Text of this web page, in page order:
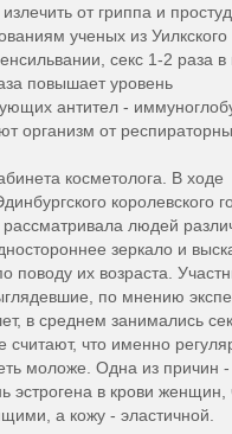
от гриппа и
ученых из Уилкского
секс 1-2 раза
повышает уровень
антител -
организм от
косметолога. В ходе
королевского
рассматривала людей
зеркало и
поводу их возраста.
по мнению
в среднем занимались
что именно
моложе. Одна из причин -
эстрогена в крови женщин,
а кожу - эластичной.